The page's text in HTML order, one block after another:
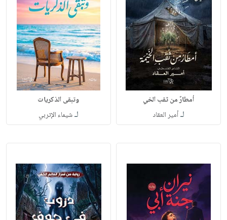
أمطارٌ من ثقب الخي
لـأمير العقاد
وتبقى الذكريات
لـشيماء الإتربي